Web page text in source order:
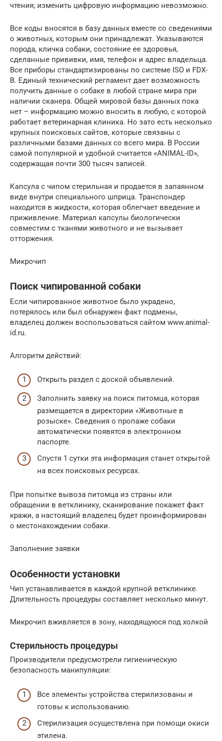
чтения; изменить цифровую информацию невозможно.
Все коды вносятся в базу данных вместе со сведениями
о животных, которым они принадлежат. Указываются
порода, кличка собаки, состояние ее здоровья,
сделанные прививки, имя, телефон и адрес владельца.
Все приборы стандартизированы по системе ISO и FDX-
B. Единый технический регламент дает возможность
получить данные о собаке в любой стране мира при
наличии сканера. Общей мировой базы данных пока
нет – информацию можно вносить в любую, с которой
работает ветеринарная клиника. Но зато есть несколько
крупных поисковых сайтов, которые связаны с
различными базами данных со всего мира. В России
самой популярной и удобной считается «ANIMAL-ID»,
содержащая почти 300 тысяч записей.
Капсула с чипом стерильная и продается в запаянном
виде внутри специального шприца. Транспондер
находится в жидкости, которая облегчает введение и
приживление. Материал капсулы биологически
совместим с тканями животного и не вызывает
отторжения.
Микрочип
Поиск чипированной собаки
Если чипированное животное было украдено,
потерялось или был обнаружен факт подмены,
владелец должен воспользоваться сайтом www.animal-
id.ru.
Алгоритм действий:
Открыть раздел с доской объявлений.
Заполнить заявку на поиск питомца, которая
размещается в директории «Животные в
розыске». Сведения о пропаже собаки
автоматически появятся в электронном
паспорте.
Спустя 1 сутки эта информация станет открытой
на всех поисковых ресурсах.
При попытке вывоза питомца из страны или
обращении в ветклинику, сканирование покажет факт
кражи, а настоящий владелец будет проинформирован
о местонахождении собаки.
Заполнение заявки
Особенности установки
Чип устанавливается в каждой крупной ветклинике.
Длительность процедуры составляет несколько минут.
Микрочип вживляется в зону, находящуюся под холкой
Стерильность процедуры
Производители предусмотрели гигиеническую
безопасность манипуляции:
Все элементы устройства стерилизованы и
готовы к использованию.
Стерилизация осуществлена при помощи окиси
этилена.